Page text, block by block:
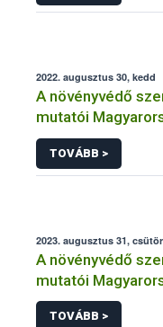
2022. augusztus 30, kedd
A növényvédő
mutatói
TOVÁBB >
2023. augusztus 31,
A növényvédő
mutatói
TOVÁBB >